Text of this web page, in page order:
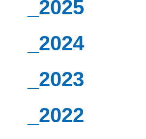
_2025
_2024
_2023
_2022